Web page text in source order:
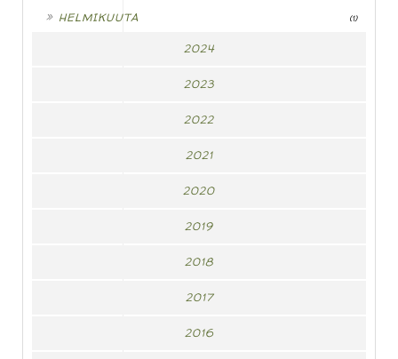
HELMIKUUTA (1)
2024
2023
2022
2021
2020
2019
2018
2017
2016